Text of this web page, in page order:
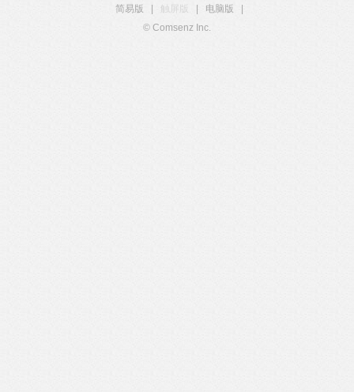
简易版
触屏版 电脑版
© Comsenz Inc.